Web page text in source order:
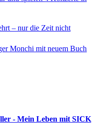
– nur die Zeit nicht
Monchi mit neuem Buch
- Mein Leben mit SICK